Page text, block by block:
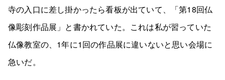
寺の入口に差し掛かったら看板が出ていて、「第18回仏
像彫刻作品展」と書かれていた。これは私が習っていた
仏像教室の、1年に1回の作品展に違いないと思い会場に
急いだ。